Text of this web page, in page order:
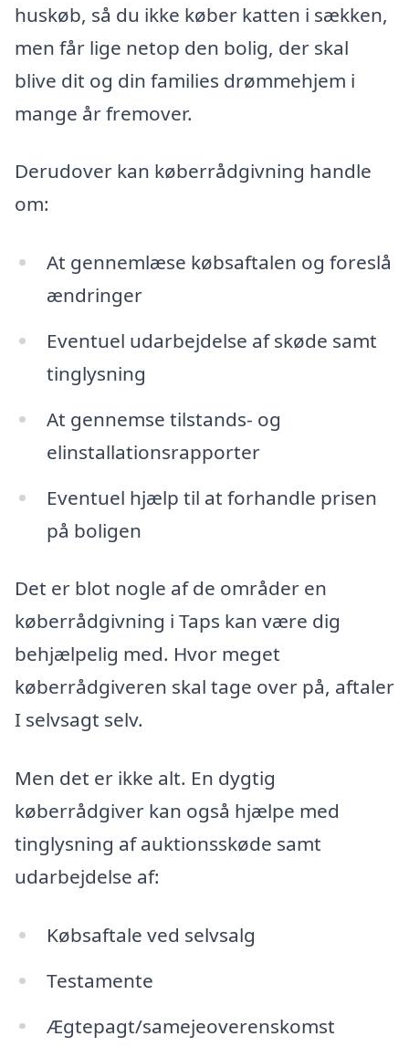
huskøb, så du ikke køber katten i sækken,
men får lige netop den bolig, der skal
blive dit og din families drømmehjem i
mange år fremover.
Derudover kan køberrådgivning handle
om:
At gennemlæse købsaftalen og foreslå
ændringer
Eventuel udarbejdelse af skøde samt
tinglysning
At gennemse tilstands- og
elinstallationsrapporter
Eventuel hjælp til at forhandle prisen
på boligen
Det er blot nogle af de områder en
køberrådgivning i Taps kan være dig
behjælpelig med. Hvor meget
køberrådgiveren skal tage over på, aftaler
I selvsagt selv.
Men det er ikke alt. En dygtig
køberrådgiver kan også hjælpe med
tinglysning af auktionsskøde samt
udarbejdelse af:
Købsaftale ved selvsalg
Testamente
Ægtepagt/samejeoverenskomst